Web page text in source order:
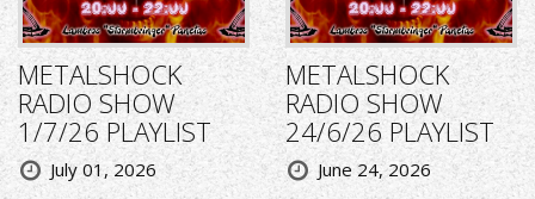
METALSHOCK
RADIO SHOW
1/7/26 PLAYLIST
July 01, 2026
METALSHOCK
RADIO SHOW
24/6/26 PLAYLIST
June 24, 2026